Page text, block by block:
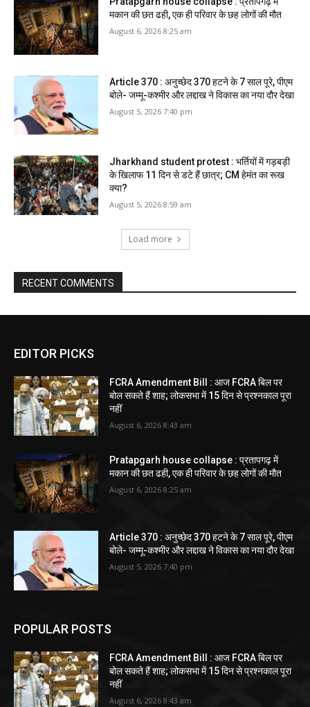
मकान की छत ढही, एक ही परिवार के छह लोगों की मौत
August 6, 2026 8:25 am
Article 370 : अनुच्छेद 370 हटने के 7 साल पूरे, पीएम
बोले- जम्मू-कश्मीर और लद्दाख ने विकास का नया दौर देखा
August 5, 2026 7:40 pm
Jharkhand student protest : भर्तियों में गड़बड़ी
के खिलाफ 11 दिन से डटे हैं छात्र; CM हेमंत का रूख
क्या?
August 5, 2026 8:59 am
Load more
RECENT COMMENTS
EDITOR PICKS
FCRA Amendment Bill : आज FCRA बिल पर
बोल सकते हैं शाह; लोकसभा में 15 दिन से प्रश्नकाल पूरा
नहीं
August 6, 2026 8:43 am
Pratapgarh house collapse : प्रतापगढ़ में
मकान की छत ढही, एक ही परिवार के छह लोगों की मौत
August 6, 2026 8:25 am
Article 370 : अनुच्छेद 370 हटने के 7 साल पूरे, पीएम
बोले- जम्मू-कश्मीर और लद्दाख ने विकास का नया दौर देखा
August 5, 2026 7:40 pm
POPULAR POSTS
FCRA Amendment Bill : आज FCRA बिल पर
बोल सकते हैं शाह; लोकसभा में 15 दिन से प्रश्नकाल पूरा
नहीं
August 6, 2026 8:43 am